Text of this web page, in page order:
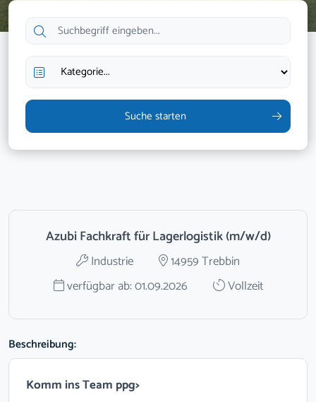
Suche starten
Azubi Fachkraft für Lagerlogistik (m/w/d)
Industrie
14959 Trebbin
verfügbar ab: 01.09.2026
Vollzeit
Beschreibung:
Komm ins Team ppg>